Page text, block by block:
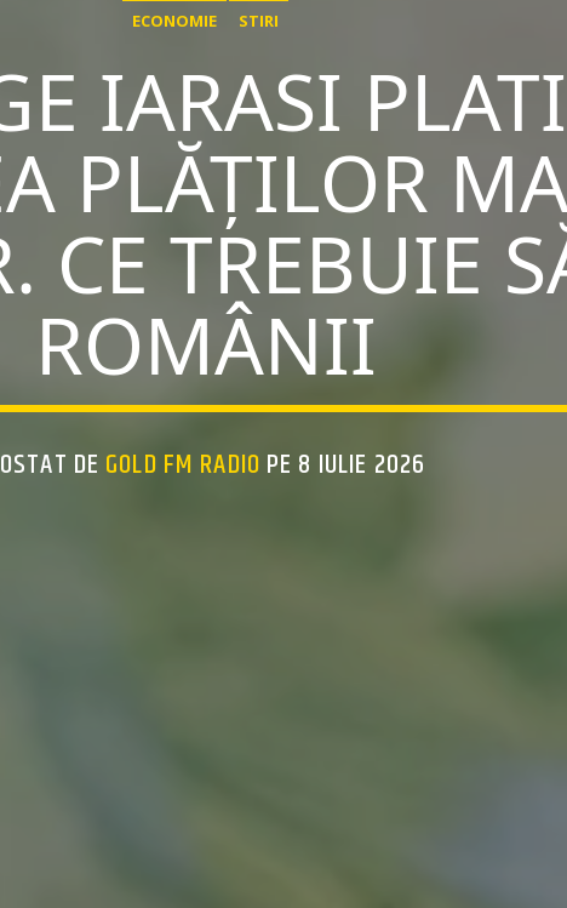
ECONOMIE STIRI
IARASI
PLĂȚILOR
CE TREBUIE
ROMÂNII
DE GOLD FM RADIO PE 8 IULIE 2026